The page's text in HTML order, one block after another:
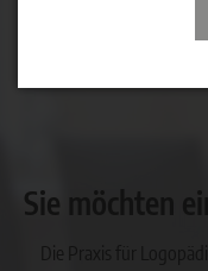
Sie möchten
Die Praxis für